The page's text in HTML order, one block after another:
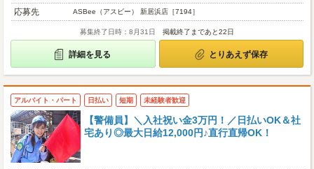
応募先
ASBee（アスビー） 新居浜店［7194］
募集終了日時：8月31日 掲載終了まであと22日
詳細を見る とりあえず保存
アルバイト・パート 日払い 短期 未経験者歓迎
【警備員】＼入社祝い金3万円！／日払いOK＆社
宅あり◎最大日給12,000円♪直行直帰OK！